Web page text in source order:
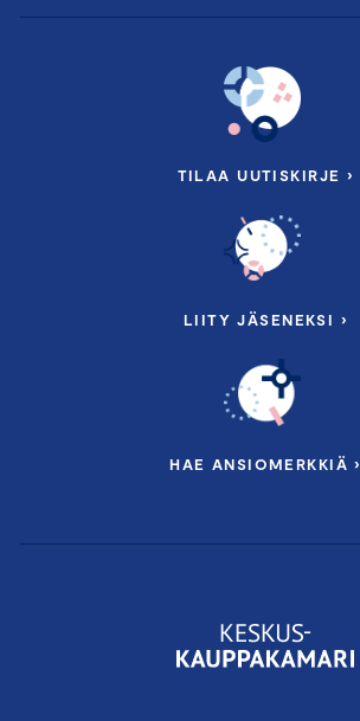
TILAA UUTISKIRJE ›
LIITY JÄSENEKSI ›
HAE ANSIOMERKKIÄ ›